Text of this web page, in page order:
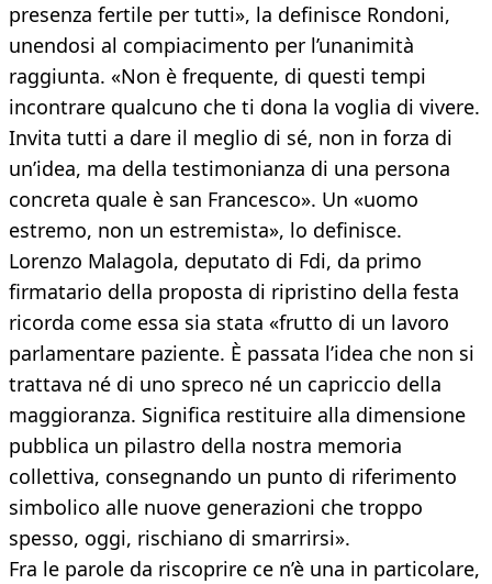
presenza fertile per tutti», la definisce Rondoni,
unendosi al compiacimento per l’unanimità
raggiunta. «Non è frequente, di questi tempi
incontrare qualcuno che ti dona la voglia di vivere.
Invita tutti a dare il meglio di sé, non in forza di
un’idea, ma della testimonianza di una persona
concreta quale è san Francesco». Un «uomo
estremo, non un estremista», lo definisce.
Lorenzo Malagola, deputato di Fdi, da primo
firmatario della proposta di ripristino della festa
ricorda come essa sia stata «frutto di un lavoro
parlamentare paziente. È passata l’idea che non si
trattava né di uno spreco né un capriccio della
maggioranza. Significa restituire alla dimensione
pubblica un pilastro della nostra memoria
collettiva, consegnando un punto di riferimento
simbolico alle nuove generazioni che troppo
spesso, oggi, rischiano di smarrirsi».
Fra le parole da riscoprire ce n’è una in particolare,